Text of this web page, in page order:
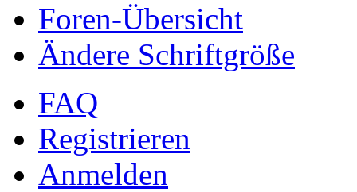
Foren-Übersicht
Ändere Schriftgröße
FAQ
Registrieren
Anmelden